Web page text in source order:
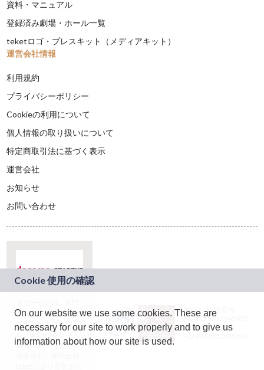
資料・マニュアル
登録済み劇場・ホール一覧
teketロゴ・プレスキット（メディアキット）
運営会社情報
利用規約
プライバシーポリシー
Cookieの利用について
個人情報の取り扱いについて
特定商取引法に基づく表示
運営会社
お知らせ
お問い合わせ
ドコモグループの新
規事業創出プログラ
ム「docomo
STARTUP」を通じて
JASRAC許諾番号：
9024936001Y45037
JASRAC許諾番号：
On our website we use some cookies. These are
necessary for our site to work properly and to give us
information about how our site is used.